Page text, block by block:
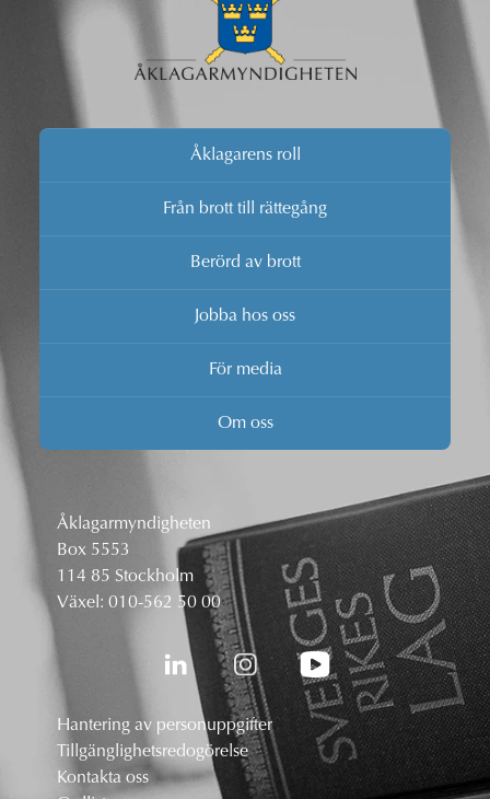
Åklagarens roll
Från brott till rättegång
Berörd av brott
Jobba hos oss
För media
Om oss
Åklagarmyndigheten
Box 5553
114 85 Stockholm
Växel: 010-562 50 00
Hantering av personuppgifter
Tillgänglighetsredogörelse
Kontakta oss